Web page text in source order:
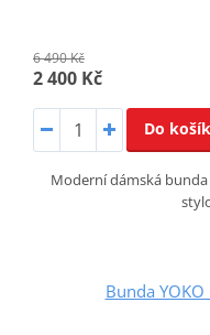
6 490 Kč
2 400 Kč
Do
Moderní dámská
Bunda YOKO